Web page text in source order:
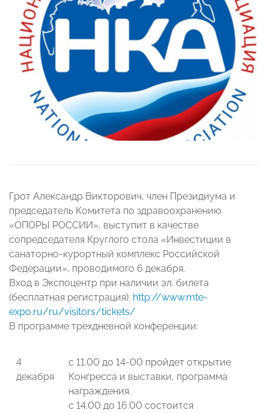
Грот Александр Викторович, член Президиума и
председатель Комитета по здравоохранению
«ОПОРЫ РОССИИ», выступит в качестве
сопредседателя Круглого стола «Инвестиции в
санаторно-курортный комплекс Российской
Федерации», проводимого 6 декабря.
Вход в Экспоцентр при наличии эл. билета
(бесплатная регистрация): http://www.mte-
expo.ru/ru/visitors/tickets/
В программе трехдневной конференции:
4
декабря
с 11.00 до 14-00 пройдет открытие
Конгресса и выставки, программа
награждения.
с 14.00 до 16.00 состоится